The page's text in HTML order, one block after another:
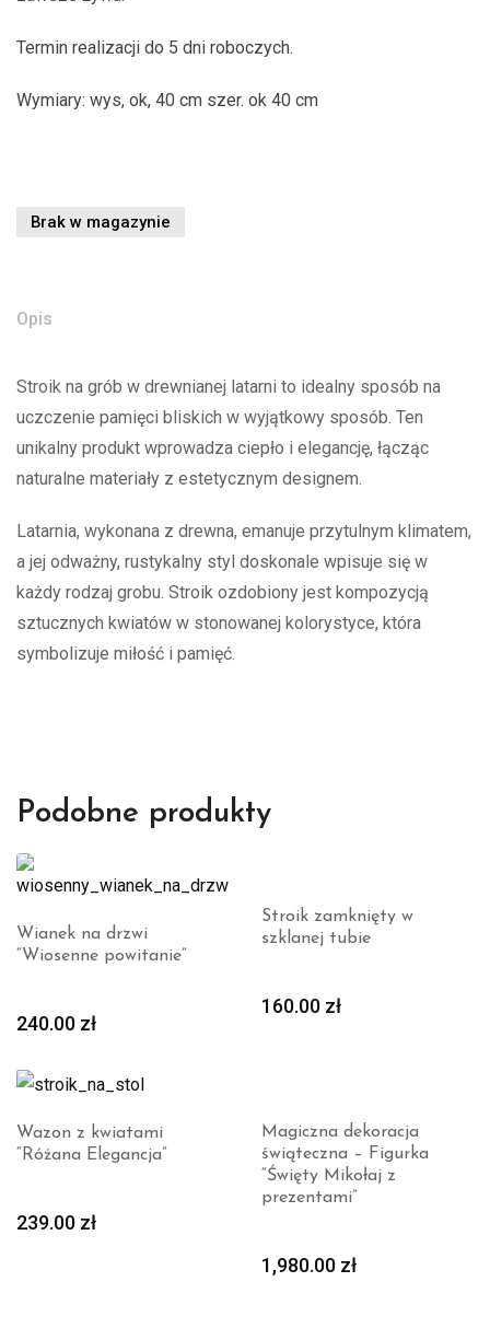
Termin realizacji do 5 dni roboczych.
Wymiary: wys, ok, 40 cm szer. ok 40 cm
Brak w magazynie
Opis
Stroik na grób w drewnianej latarni to idealny sposób na
uczczenie pamięci bliskich w wyjątkowy sposób. Ten
unikalny produkt wprowadza ciepło i elegancję, łącząc
naturalne materiały z estetycznym designem.
Latarnia, wykonana z drewna, emanuje przytulnym klimatem,
a jej odważny, rustykalny styl doskonale wpisuje się w
każdy rodzaj grobu. Stroik ozdobiony jest kompozycją
sztucznych kwiatów w stonowanej kolorystyce, która
symbolizuje miłość i pamięć.
Podobne produkty
Wianek na drzwi
“Wiosenne powitanie”
240.00 zł
Stroik zamknięty w
szklanej tubie
160.00 zł
Wazon z kwiatami
“Różana Elegancja”
239.00 zł
Magiczna dekoracja
świąteczna – Figurka
“Święty Mikołaj z
prezentami”
1,980.00 zł